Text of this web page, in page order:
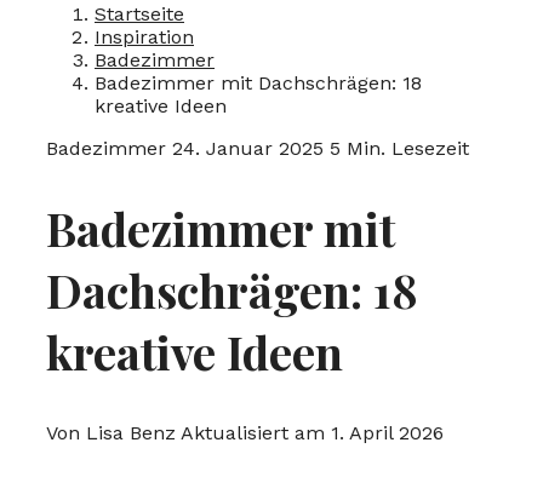
Startseite
Inspiration
Badezimmer
Badezimmer mit Dachschrägen: 18
kreative Ideen
Badezimmer 24. Januar 2025 5 Min. Lesezeit
Badezimmer mit
Dachschrägen: 18
kreative Ideen
Von Lisa Benz Aktualisiert am 1. April 2026